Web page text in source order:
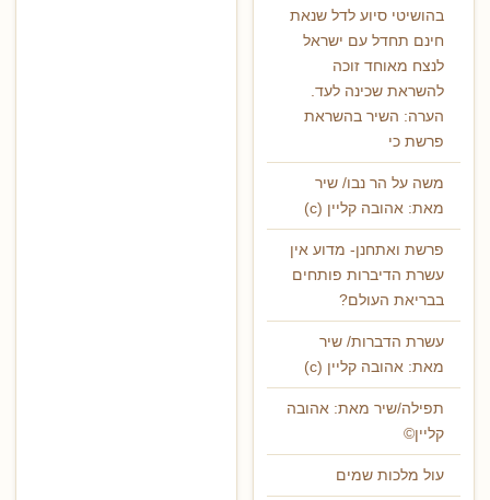
בהושיטי סיוע לדל שנאת
חינם תחדל עם ישראל
לנצח מאוחד זוכה
להשראת שכינה לעד.
הערה: השיר בהשראת
פרשת כי
משה על הר נבו/ שיר
מאת: אהובה קליין (c)
פרשת ואתחנן- מדוע אין
עשרת הדיברות פותחים
בבריאת העולם?
עשרת הדברות/ שיר
מאת: אהובה קליין (c)
תפילה/שיר מאת: אהובה
קליין©
עול מלכות שמים